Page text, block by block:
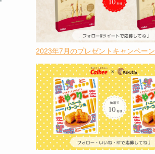
2023年7月のプレゼントキャンペーン